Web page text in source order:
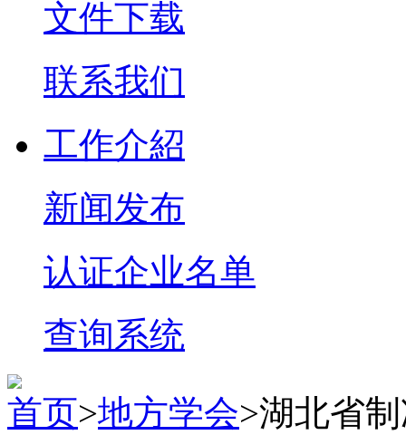
文件下载
联系我们
工作介紹
新闻发布
认证企业名单
查询系统
首页>地方学会>湖北省